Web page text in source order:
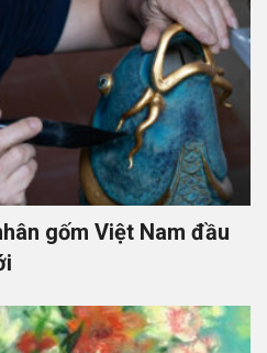
gốm Việt Nam đầu